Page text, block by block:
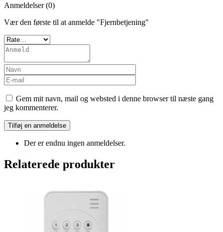
Anmeldelser (0)
Vær den første til at anmelde "Fjernbetjening"
Gem mit navn, mail og websted i denne browser til næste gang
jeg kommenterer.
Der er endnu ingen anmeldelser.
Relaterede produkter